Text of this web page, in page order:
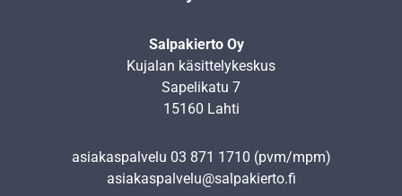
Salpakierto Oy
Kujalan käsittelykeskus
Sapelikatu 7
15160 Lahti
asiakaspalvelu 03 871 1710 (pvm/mpm)
asiakaspalvelu@salpakierto.fi